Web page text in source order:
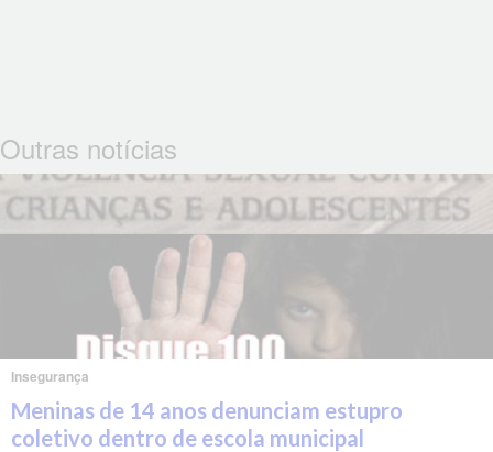
Outras notícias
Insegurança
Meninas de 14 anos denunciam estupro
coletivo dentro de escola municipal